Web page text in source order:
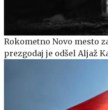
Rokometno Novo mesto
prezgodaj je odšel Aljaž